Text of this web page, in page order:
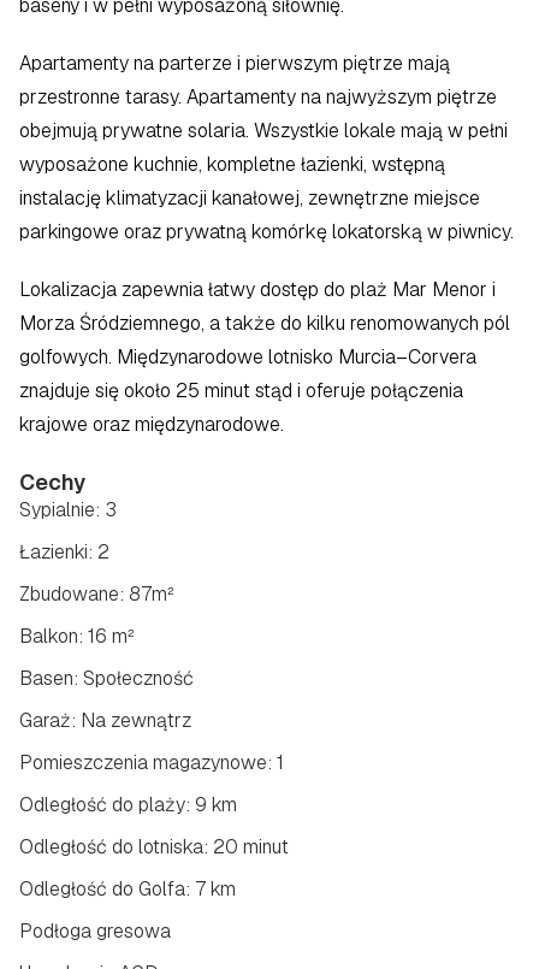
baseny i w pełni wyposażoną siłownię.
Apartamenty na parterze i pierwszym piętrze mają
przestronne tarasy. Apartamenty na najwyższym piętrze
obejmują prywatne solaria. Wszystkie lokale mają w pełni
wyposażone kuchnie, kompletne łazienki, wstępną
instalację klimatyzacji kanałowej, zewnętrzne miejsce
parkingowe oraz prywatną komórkę lokatorską w piwnicy.
Lokalizacja zapewnia łatwy dostęp do plaż Mar Menor i
Morza Śródziemnego, a także do kilku renomowanych pól
golfowych. Międzynarodowe lotnisko Murcia–Corvera
znajduje się około 25 minut stąd i oferuje połączenia
krajowe oraz międzynarodowe.
Cechy
Łazienki: 2
Zbudowane: 87m²
Sypialnie: 3
Balkon: 16 m²
Basen: Społeczność
Garaż: Na zewnątrz
Pomieszczenia magazynowe: 1
Odległość do plaży: 9 km
Odległość do lotniska: 20 minut
Odległość do Golfa: 7 km
Podłoga gresowa